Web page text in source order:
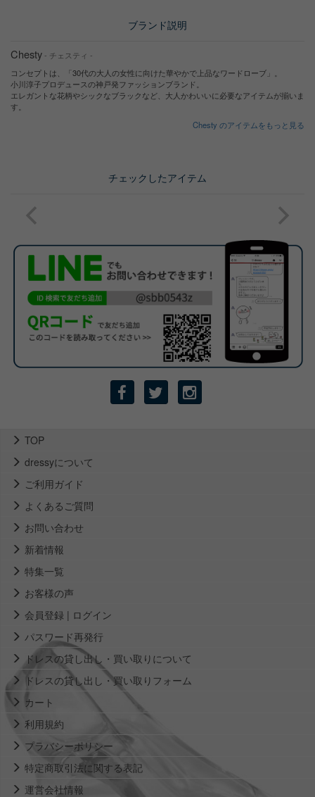
ブランド説明
Chesty - チェスティ -
コンセプトは、「30代の大人の女性に向けた華やかで上品なワードローブ」。
小川淳子プロデュースの神戸発ファッションブランド。
エレガントな花柄やシックなブラックなど、大人かわいいに必要なアイテムが揃いま
す。
Chesty のアイテムをもっと見る
チェックしたアイテム
TOP
dressyについて
ご利用ガイド
よくあるご質問
お問い合わせ
新着情報
特集一覧
お客様の声
会員登録 | ログイン
パスワード再発行
ドレスの貸し出し・買い取りについて
ドレスの貸し出し・買い取りフォーム
カート
利用規約
プラバシーポリシー
特定商取引法に関する表記
運営会社情報